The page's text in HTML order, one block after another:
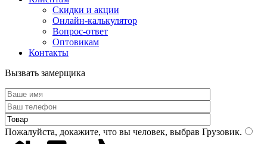
Скидки и акции
Онлайн-калькулятор
Вопрос-ответ
Оптовикам
Контакты
Вызвать замерщика
Пожалуйста, докажите, что вы человек, выбрав Грузовик.